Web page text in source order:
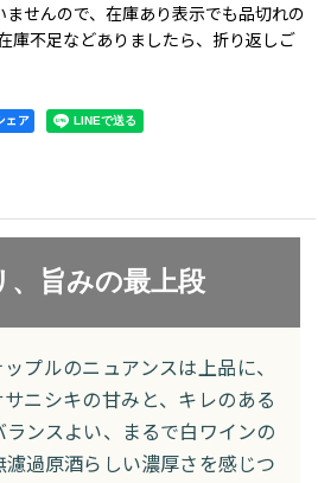
せんので、在庫あり表示でも品切れの
庫不足などありましたら、折り返しご
ェア
、旨みの最上段
プルのニュアンスは上品に、
ニシキの甘みと、キレのある
ンスよい、まるで白ワインの
過原酒らしい濃厚さを感じつ